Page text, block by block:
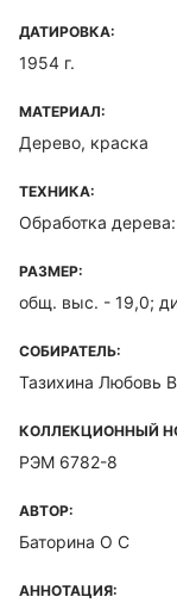
ДАТИРОВКА:
1954 г.
МАТЕРИАЛ:
Дерево, краска
ТЕХНИКА:
Обработка
РАЗМЕР:
общ. выс. - 19,0;
СОБИРАТЕЛЬ:
Тазихина Любовь
КОЛЛЕКЦИОННЫЙ
РЭМ 6782-8
АВТОР:
Баторина О С
АННОТАЦИЯ: